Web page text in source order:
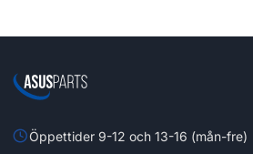
Öppettider 9-12 och 13-16 (mån-fre)